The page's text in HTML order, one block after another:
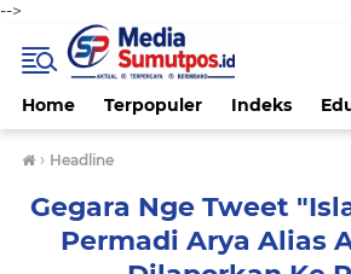
-->
Home Terpopuler Indeks
› Headline
Gegara Nge Tweet
Permadi Arya Alias